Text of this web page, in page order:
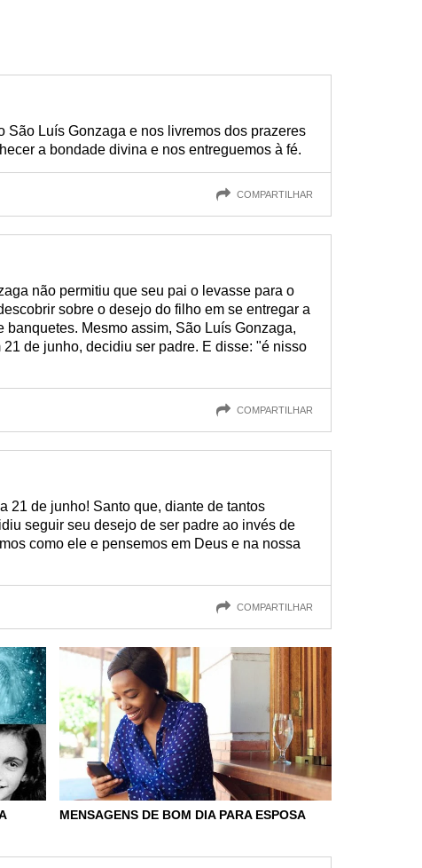
São Luís Gonzaga e nos livremos dos prazeres
a bondade divina e nos entreguemos à fé.
COMPARTILHAR
não permitiu que seu pai o levasse para o
sobre o desejo do filho em se entregar a
banquetes. Mesmo assim, São Luís Gonzaga,
de junho, decidiu ser padre. E disse: "é nisso
COMPARTILHAR
21 de junho! Santo que, diante de tantos
seguir seu desejo de ser padre ao invés de
como ele e pensemos em Deus e na nossa
COMPARTILHAR
MENSAGENS DE BOM DIA PARA ESPOSA